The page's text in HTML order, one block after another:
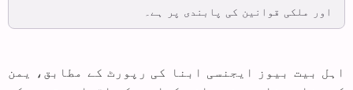
اور ملکی قوانین کی پابندی پر ہے۔
اہل بیت بیوز ایجنسی ابنا کی رپورٹ کے مطابق، یمن